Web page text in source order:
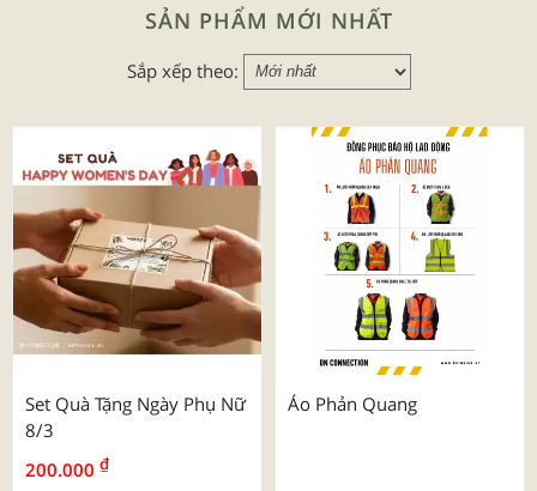
SẢN PHẨM MỚI NHẤT
Sắp xếp theo:
Set Quà Tặng Ngày Phụ Nữ
8/3
200.000 ₫
Áo Phản Quang